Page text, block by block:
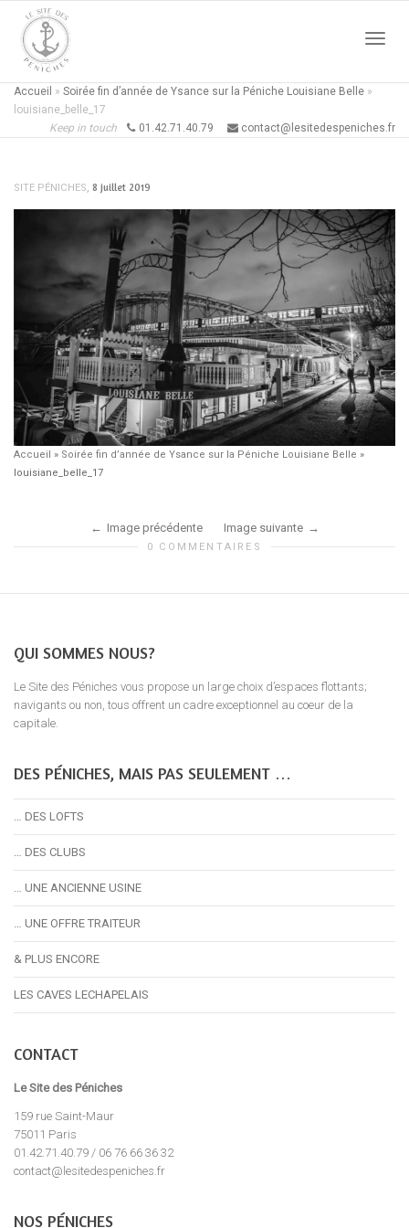
Accueil » Soirée fin d’année de Ysance sur la Péniche Louisiane Belle »
louisiane_belle_17
Keep in touch
01.42.71.40.79 contact@lesitedespeniches.fr
SITE PÉNICHES, 8 juillet 2019
Accueil » Soirée fin d’année de Ysance sur la Péniche Louisiane Belle »
louisiane_belle_17
Image précédente Image suivante
0 COMMENTAIRES
QUI SOMMES NOUS?
Le Site des Péniches vous propose un large choix d’espaces flottants;
navigants ou non, tous offrent un cadre exceptionnel au coeur de la
capitale.
DES PÉNICHES, MAIS PAS SEULEMENT …
… DES LOFTS
… DES CLUBS
… UNE ANCIENNE USINE
… UNE OFFRE TRAITEUR
& PLUS ENCORE
LES CAVES LECHAPELAIS
CONTACT
Le Site des Péniches
159 rue Saint-Maur
75011 Paris
01.42.71.40.79 / 06 76 66 36 32
contact@lesitedespeniches.fr
NOS PÉNICHES